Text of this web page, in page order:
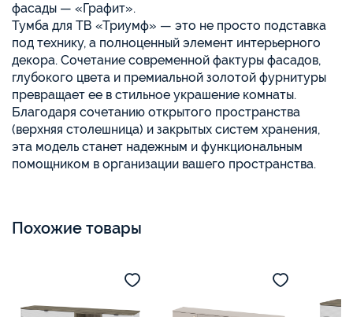
фасады — «Графит».
Тумба для ТВ «Триумф» — это не просто подставка
под технику, а полноценный элемент интерьерного
декора. Сочетание современной фактуры фасадов,
глубокого цвета и премиальной золотой фурнитуры
превращает ее в стильное украшение комнаты.
Благодаря сочетанию открытого пространства
(верхняя столешница) и закрытых систем хранения,
эта модель станет надежным и функциональным
помощником в организации вашего пространства.
Похожие товары